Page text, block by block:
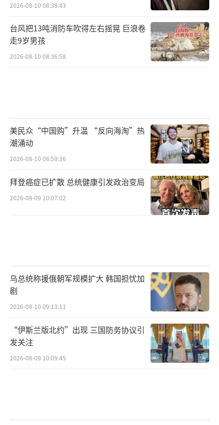
2026-08-10 08:38:43
台风把13吨消防车吹得左右摇晃 巨浪卷
走9岁男孩
2026-08-10 08:36:58
美民众“中国购”升温 “反向海淘”热
潮涌动
2026-08-10 08:59:36
拜登癌症已扩散 总统健康引发政治变局
2026-08-09 10:07:02
乌总统称援俄朝军规模扩大 韩国担忧加
剧
2026-08-10 09:13:11
“伊斯兰版北约”出现 三国防务协议引
发关注
2026-08-09 10:09:45